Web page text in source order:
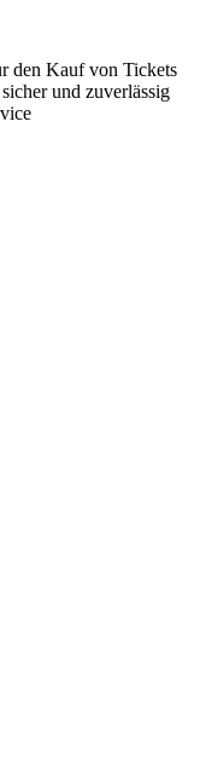
den Kauf von Tickets
und zuverlässig